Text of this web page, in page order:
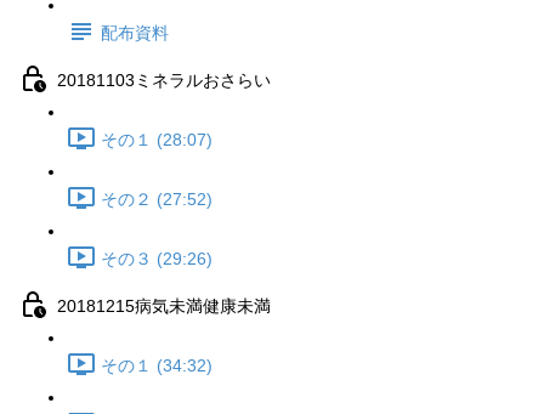
配布資料
20181103ミネラルおさらい
その１ (28:07)
その２ (27:52)
その３ (29:26)
20181215病気未満健康未満
その１ (34:32)